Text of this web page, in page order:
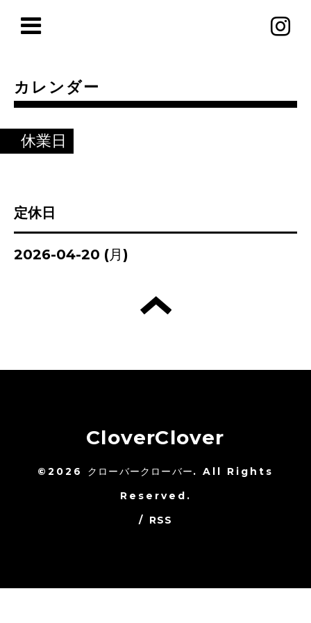
カレンダー
休業日
定休日
2026-04-20 (月)
CloverClover
©2026 クローバークローバー. All Rights
Reserved.
/ RSS